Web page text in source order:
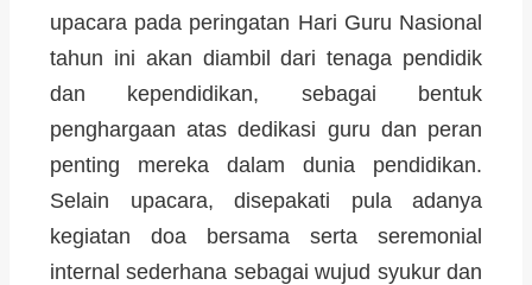
upacara pada peringatan Hari Guru Nasional
tahun ini akan diambil dari tenaga pendidik
dan kependidikan, sebagai bentuk
penghargaan atas dedikasi guru dan peran
penting mereka dalam dunia pendidikan.
Selain upacara, disepakati pula adanya
kegiatan doa bersama serta seremonial
internal sederhana sebagai wujud syukur dan